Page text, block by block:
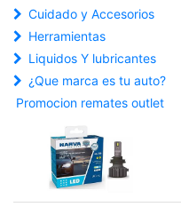
Cuidado y Accesorios
Herramientas
Liquidos Y lubricantes
¿Que marca es tu auto?
Promocion remates outlet